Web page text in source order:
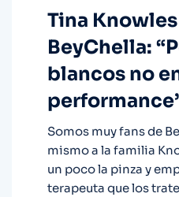
Tina
BeyChella:
blancos no
Somos muy fans de
mismo a la familia
un poco la pinza y
terapeuta que los